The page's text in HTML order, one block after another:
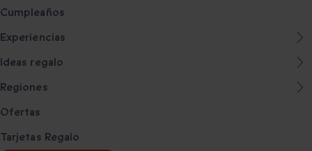
Cumpleaños
Experiencias
Ideas regalo
Regiones
Ofertas
Tarjetas Regalo